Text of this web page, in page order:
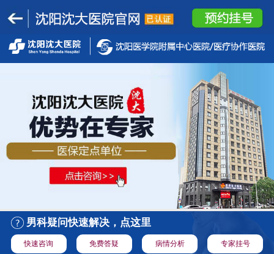
男科疑问快速解决，点这里
快速咨询 免费答疑 病情分析 专家挂号